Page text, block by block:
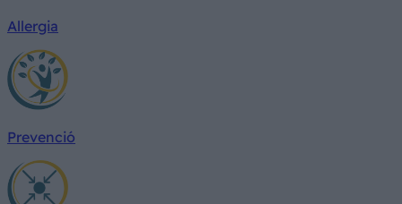
Allergia
Prevenció